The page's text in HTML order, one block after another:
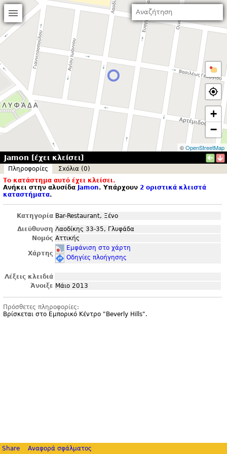
+
−
©OpenStreetMap
Jamon [έχει κλείσει]
Πληροφορίες
Σxόλια (0)
Το κατάστημα αυτό έχει κλείσει.
Ανήκει στην αλυσίδα Jamon. Υπάρχουν 2 οριστικά κλειστά
καταστήματα.
Κατηγορία Bar-Restaurant, Ξένο
Διεύθυνση Λαοδίκης 33-35, Γλυφάδα
Νομός Αττικής
Χάρτης
Εμφάνιση στο χάρτη
Οδηγίες πλοήγησης
Λέξεις κλειδιά
Άνοιξε Μάιο 2013
Πρόσθετες πληροφορίες:
Βρίσκεται στο Εμπορικό Κέντρο " Beverly Hills".
Share Αναφορά σφάλματος